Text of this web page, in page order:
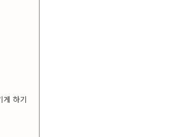
게 하기